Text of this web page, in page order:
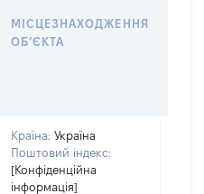
МІСЦЕЗНАХОДЖЕННЯ
ОБʼЄКТА
Країна: Україна
Поштовий індекс:
[Конфіденційна
інформація]